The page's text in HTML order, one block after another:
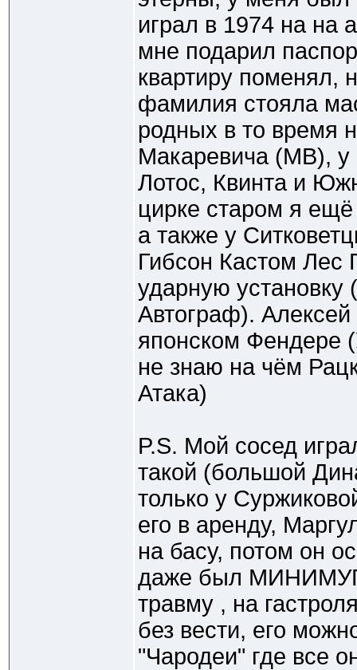
играл в 1974 на на
мне подарил
квартиру поменял,
фамилия стояла
родных в то время
Макаревича (МВ), у
Лотос, Квинта и
цирке старом я
а также у
Гибсон Кастом Лес
ударную установку
Автограф).
японском Фендере
не знаю на чём
Атака)
P.S. Мой сосед
такой (большой
только у
его в аренду,
на басу, потом он
даже был
травму , на
без вести, его
"Чародеи" где все